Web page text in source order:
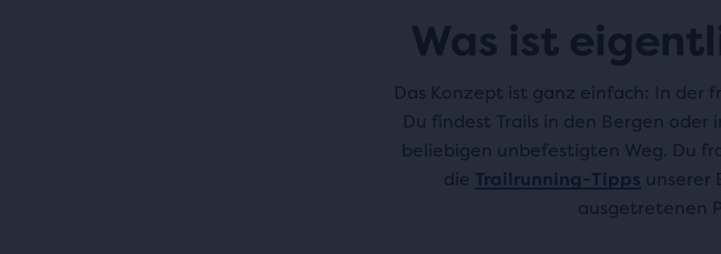
Was ist
Das Konzept ist ganz einfach: In der
Du findest Trails in den Bergen oder
beliebigen unbefestigten Weg. Du
die Trailrunning-Tipps unserer
ausgetretenen